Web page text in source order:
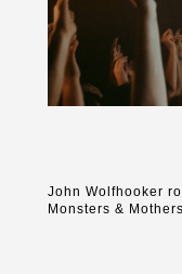
John Wolfhooker
Monsters &